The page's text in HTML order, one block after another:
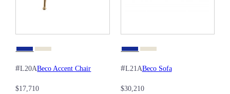
#L20ABeco Accent Chair
$17,710
#L21ABeco Sofa
$30,210